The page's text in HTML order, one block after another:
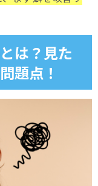
は？見た
題点！